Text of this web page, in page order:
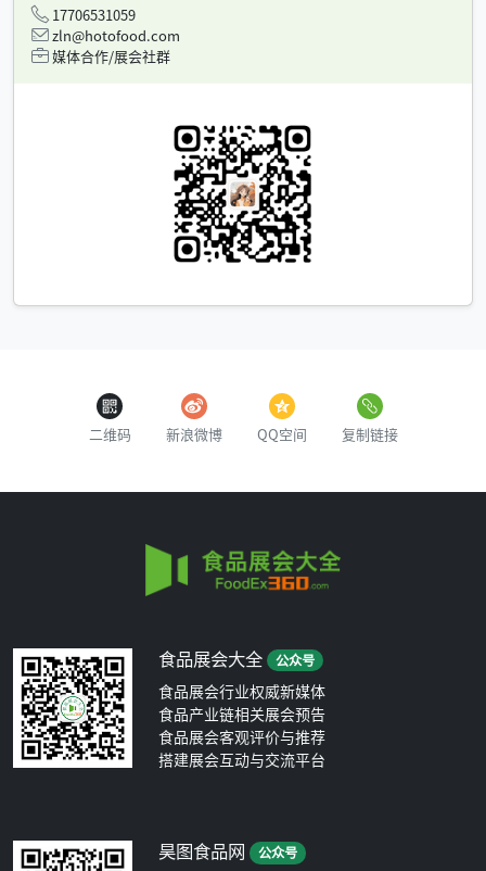
17706531059
zln@hotofood.com
媒体合作/展会社群
二维码 新浪微博 QQ空间 复制链接
食品展会大全 公众号
食品展会行业权威新媒体
食品产业链相关展会预告
食品展会客观评价与推荐
搭建展会互动与交流平台
昊图食品网 公众号